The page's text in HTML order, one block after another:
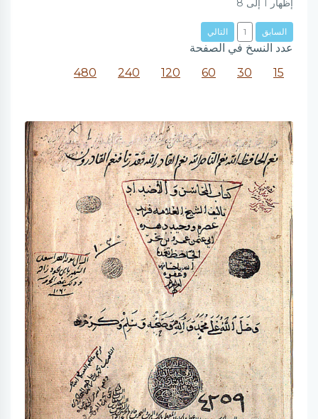
إظهار 1 إلى 8
السابق 1 التالي
عدد النسخ في الصفحة
15
30
60
120
240
480